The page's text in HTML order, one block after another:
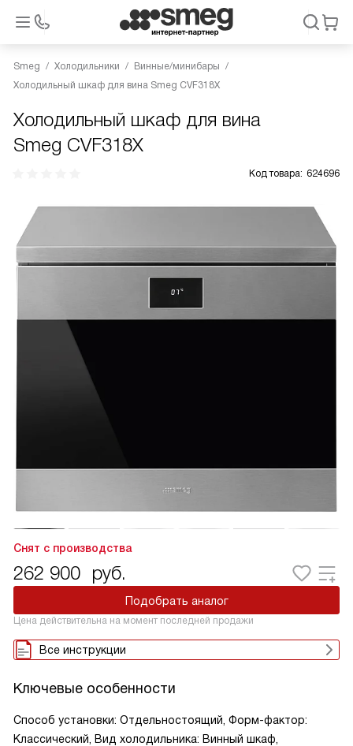
Smeg Холодильники
Винные/минибары
Холодильный шкаф для вина Smeg CVF318X
Холодильный шкаф для вина
Smeg CVF318X
Код товара: 624696
Снят с производства
262 900 руб.
Подобрать аналог
Цена действительна на момент последней продажи
Все инструкции
Ключевые особенности
Способ установки: Отдельностоящий, Форм-фактор:
Классический, Вид холодильника: Винный шкаф,